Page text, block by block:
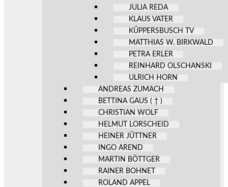
JULIA REDA
KLAUS VATER
KÜPPERSBUSCH TV
MATTHIAS W. BIRKWALD
PETRA ERLER
REINHARD OLSCHANSKI
ULRICH HORN
ANDREAS ZUMACH
BETTINA GAUS ( † )
CHRISTIAN WOLF
HELMUT LORSCHEID
HEINER JÜTTNER
INGO AREND
MARTIN BÖTTGER
RAINER BOHNET
ROLAND APPEL